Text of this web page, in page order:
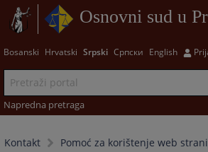
Osnovni sud u
Bosanski Hrvatski Srpski Српски English
Napredna pretraga
Kontakt
Pomoć za korištenje web